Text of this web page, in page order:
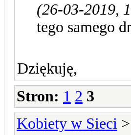
(26-03-2019,
tego samego
Dziękuję,
Stron: 1 2 3
Kobiety w Sieci >